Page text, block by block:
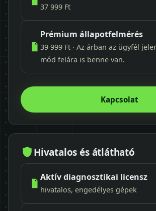
37 999 Ft
Prémium állapotfelmérés
39 999 Ft · Az árban az ügyfél
mód felára is benne van.
Kapcsolat
Hivatalos és átlátható
Aktív diagnosztikai licensz
hivatalos, engedélyes gépek